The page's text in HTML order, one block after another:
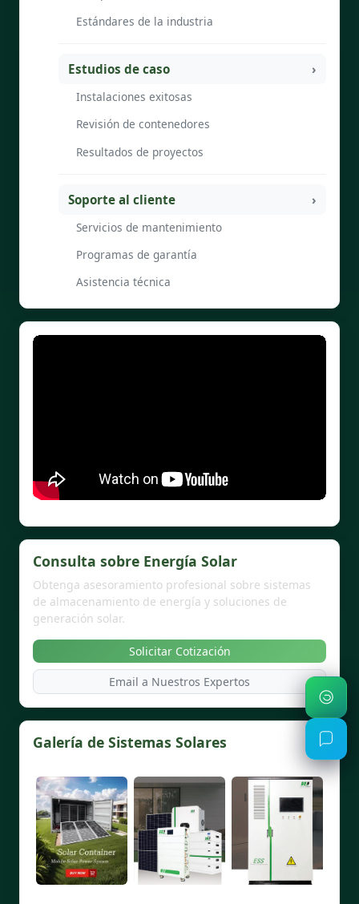
Estándares de la industria
Estudios de caso
Instalaciones exitosas
Revisión de contenedores
Resultados de proyectos
Soporte al cliente
Servicios de mantenimiento
Programas de garantía
Asistencia técnica
Consulta sobre Energía Solar
Obtenga asesoramiento profesional sobre sistemas
de almacenamiento de energía y soluciones de
generación solar.
Solicitar Cotización
Email a Nuestros Expertos
Galería de Sistemas Solares